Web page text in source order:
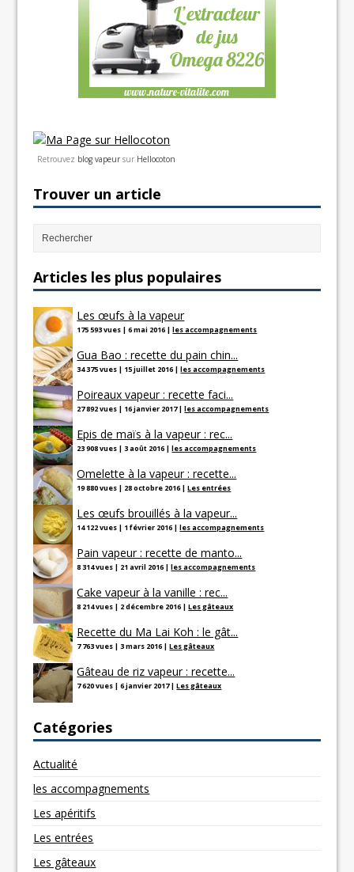
Retrouvez blog vapeur sur Hellocoton
Trouver un article
Articles les plus populaires
Les œufs à la vapeur
175 593 vues |6 mai 2016 |les accompagnements
Gua Bao : recette du pain chin...
34 375 vues | 15 juillet 2016 |les accompagnements
Poireaux vapeur : recette faci...
27 892 vues | 16 janvier 2017|les accompagnements
Epis de maïs à la vapeur : rec...
23 908 vues |3 août 2016 |les accompagnements
Omelette à la vapeur : recette...
19 880 vues | 28 octobre 2016 |Les entrées
Les œufs brouillés à la vapeur...
14 122 vues | 1 février 2016 |les accompagnements
Pain vapeur : recette de manto...
8 314 vues | 21 avril 2016 |les accompagnements
Cake vapeur à la vanille : rec...
8 214 vues | 2 décembre 2016 |Les gâteaux
Recette du Ma Lai Koh : le gât...
7 763 vues |3 mars 2016 |Les gâteaux
Gâteau de riz vapeur : recette...
7 620 vues |6 janvier 2017|Les gâteaux
Catégories
Actualité
les accompagnements
Les apéritifs
Les entrées
Les gâteaux